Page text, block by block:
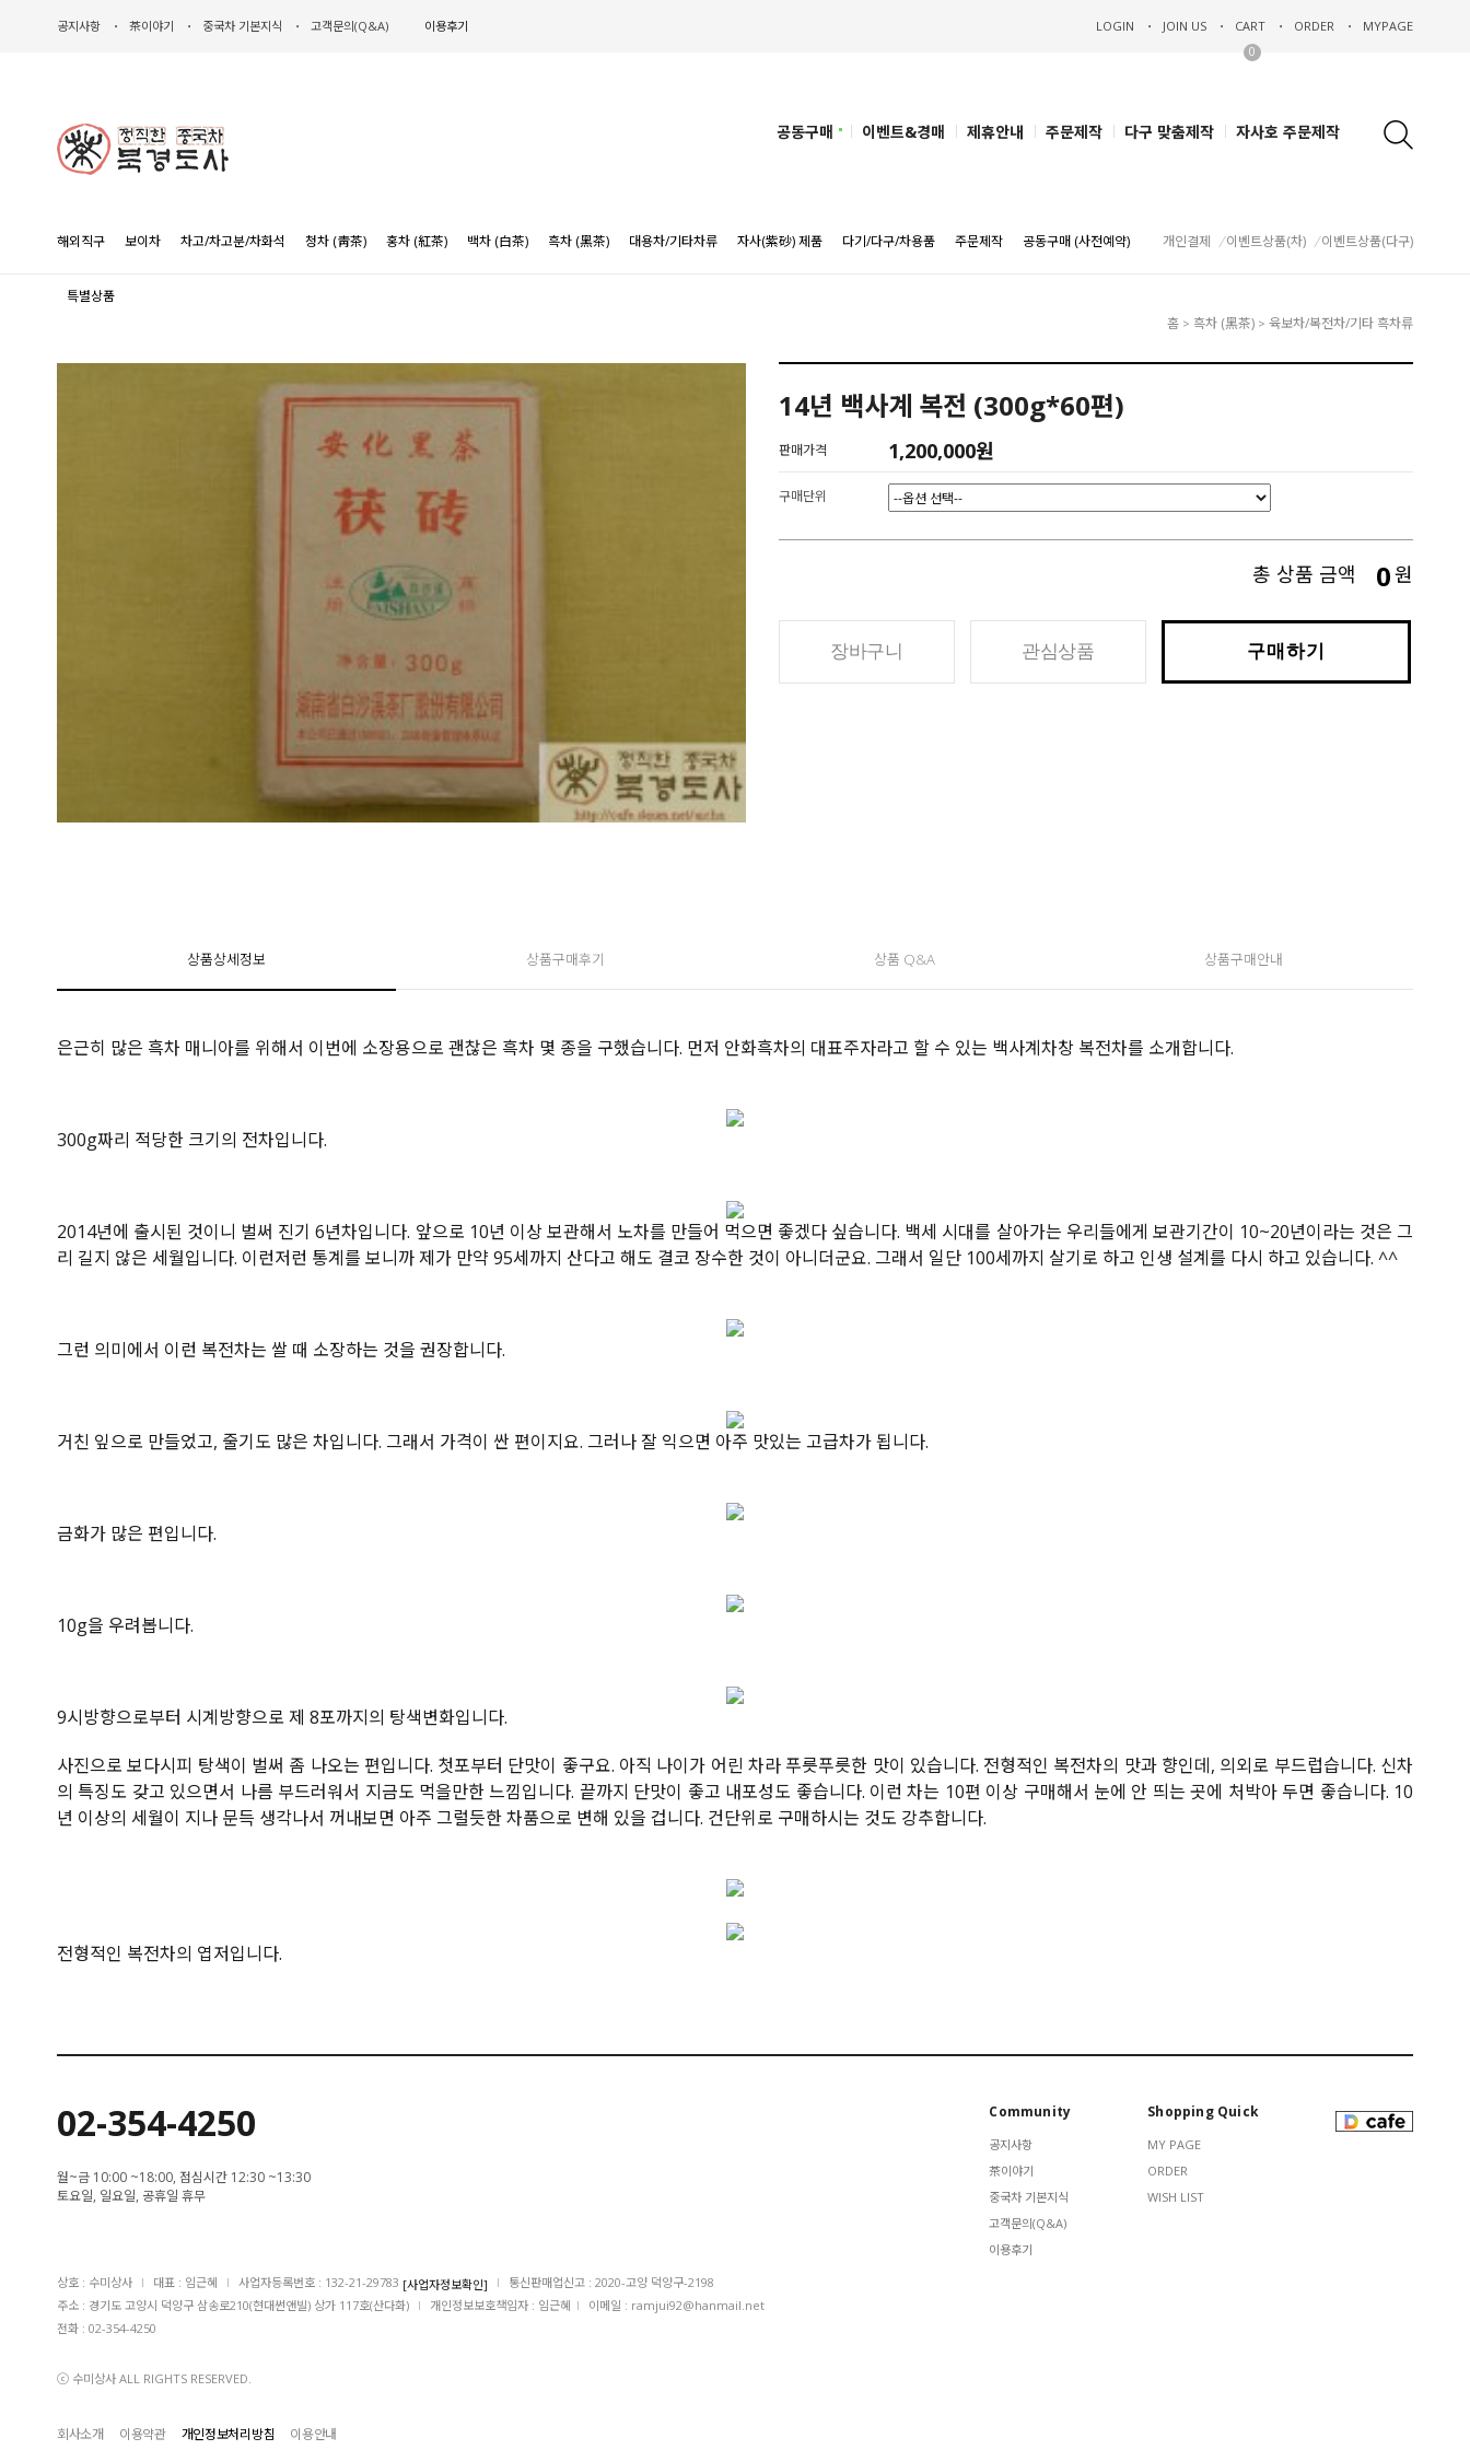
공지사항 茶이야기 중국차 기본지식 고객문의(Q&A) 이용후기 LOGIN JOIN US
CART
0
ORDER MYPAGE
공동구매 이벤트&경매 제휴안내 주문제작 다구 맞춤제작 자사호 주문제작
해외직구 보이차 차고/차고분/차화석 청차 (靑茶) 홍차 (紅茶) 백차 (白茶) 흑차 (黑茶) 대용차/기타차류 자사(紫砂) 제품 다기/다구/차용품 주문제작 공동구매 (사전예약)
특별상품
개인결제 이벤트상품(차) 이벤트상품(다구)
홈 > 흑차 (黑茶) > 육보차/복전차/기타 흑차류
14년 백사계 복전 (300g*60편)
판매가격 1,200,000원
구매단위
총 상품 금액 0원
장바구니 관심상품 구매하기
상품상세정보 상품구매후기 상품 Q&A 상품구매안내
은근히 많은 흑차 매니아를 위해서 이번에 소장용으로 괜찮은 흑차 몇 종을 구했습니다. 먼저 안화흑차의 대표주자라고 할 수 있는 백사계차창 복전차를 소개합니다.
300g짜리 적당한 크기의 전차입니다.
2014년에 출시된 것이니 벌써 진기 6년차입니다. 앞으로 10년 이상 보관해서 노차를 만들어 먹으면 좋겠다 싶습니다. 백세 시대를 살아가는 우리들에게 보관기간이 10~20년이라는 것은 그
리 길지 않은 세월입니다. 이런저런 통계를 보니까 제가 만약 95세까지 산다고 해도 결코 장수한 것이 아니더군요. 그래서 일단 100세까지 살기로 하고 인생 설계를 다시 하고 있습니다. ^^
그런 의미에서 이런 복전차는 쌀 때 소장하는 것을 권장합니다.
거친 잎으로 만들었고, 줄기도 많은 차입니다. 그래서 가격이 싼 편이지요. 그러나 잘 익으면 아주 맛있는 고급차가 됩니다.
금화가 많은 편입니다.
10g을 우려봅니다.
9시방향으로부터 시계방향으로 제 8포까지의 탕색변화입니다.
사진으로 보다시피 탕색이 벌써 좀 나오는 편입니다. 첫포부터 단맛이 좋구요. 아직 나이가 어린 차라 푸릇푸릇한 맛이 있습니다. 전형적인 복전차의 맛과 향인데, 의외로 부드럽습니다. 신차
의 특징도 갖고 있으면서 나름 부드러워서 지금도 먹을만한 느낌입니다. 끝까지 단맛이 좋고 내포성도 좋습니다. 이런 차는 10편 이상 구매해서 눈에 안 띄는 곳에 처박아 두면 좋습니다. 10
년 이상의 세월이 지나 문득 생각나서 꺼내보면 아주 그럴듯한 차품으로 변해 있을 겁니다. 건단위로 구매하시는 것도 강추합니다.
전형적인 복전차의 엽저입니다.
02-354-4250
월~금 10:00 ~18:00, 점심시간 12:30 ~13:30
토요일, 일요일, 공휴일 휴무
상호 : 수미상사 I 대표 : 임근혜 I 사업자등록번호 : 132-21-29783 [사업자정보확인] I
통신판매업신고 : 2020-고양 덕양구-2198
주소 : 경기도 고양시 덕양구 삼송로210(현대썬앤빌) 상가 117호(산다화) I 개인정보보호책임자 : 임근혜 I
이메일 : ramjui92@hanmail.net
전화 : 02-354-4250
ⓒ 수미상사 ALL RIGHTS RESERVED.
회사소개 이용약관 개인정보처리방침 이용안내
Community
공지사항
茶이야기
중국차 기본지식
고객문의(Q&A)
이용후기
Shopping Quick
MY PAGE
ORDER
WISH LIST